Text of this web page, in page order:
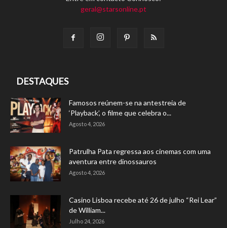
geral@starsonline.pt
DESTAQUES
Famosos reúnem-se na antestreia de
‘Playback’, o filme que celebra o...
Agosto 4, 2026
Patrulha Pata regressa aos cinemas com uma
aventura entre dinossauros
Agosto 4, 2026
Casino Lisboa recebe até 26 de julho “Rei Lear”
de William...
Julho 24, 2026